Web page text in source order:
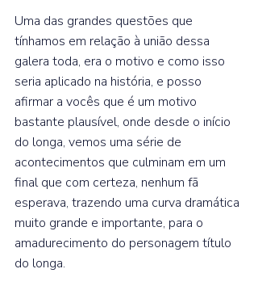
Uma das grandes questões que
tínhamos em relação à união dessa
galera toda, era o motivo e como isso
seria aplicado na história, e posso
afirmar a vocês que é um motivo
bastante plausível, onde desde o início
do longa, vemos uma série de
acontecimentos que culminam em um
final que com certeza, nenhum fã
esperava, trazendo uma curva dramática
muito grande e importante, para o
amadurecimento do personagem título
do longa.